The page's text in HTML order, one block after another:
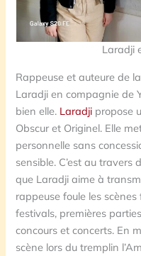
Laradji
Rappeuse et auteure de
Laradji en compagnie de
bien elle. Laradji propose
Obscur et Originel. Elle
personnelle sans
sensible. C’est au
que Laradji aime à
rappeuse foule les
festivals, premières
concours et concerts. En
scène lors du tremplin